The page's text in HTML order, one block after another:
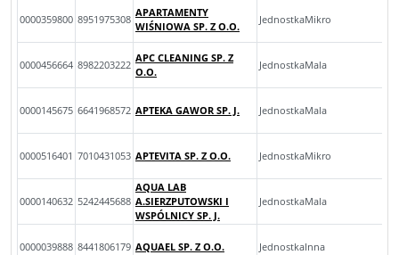
0000359800 8951975308
APARTAMENTY
WIŚNIOWA SP. Z O.O.
JednostkaMikro
0000456664 8982203222
APC CLEANING SP. Z
O.O.
JednostkaMala
0000145675 6641968572 APTEKA GAWOR SP. J. JednostkaMala
0000516401 7010431053 APTEVITA SP. Z O.O. JednostkaMikro
0000140632 5242445688
AQUA LAB
A.SIERZPUTOWSKI I
WSPÓLNICY SP. J.
JednostkaMala
0000039888 8441806179 AQUAEL SP. Z O.O. JednostkaInna